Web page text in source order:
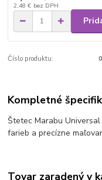
2,48 € bez DPH
Číslo produktu:
Kompletné
Štetec Marabu
farieb a precízne
Tovar zaradený v